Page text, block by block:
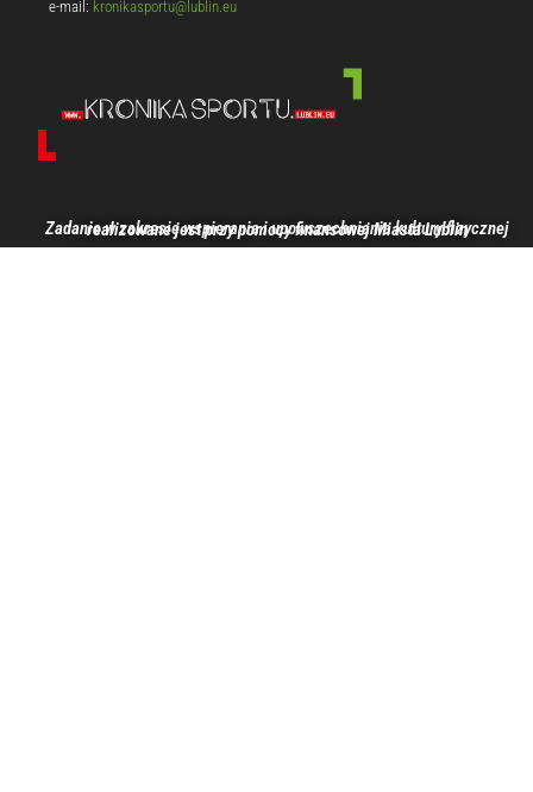
e-mail: kronikasportu@lublin.eu
Zadanie w zakresie wspierania i upowszechniania kultury fizycznej realizowane jest przy pomocy finansowej Miasta Lublin